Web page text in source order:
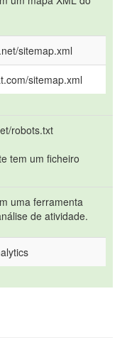
sitemap.xml
sitemap.xml
robots.txt
tem um ficheiro
uma ferramenta
de atividade.